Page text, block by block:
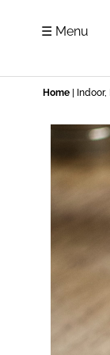
☰ Menu
Home Indoor,